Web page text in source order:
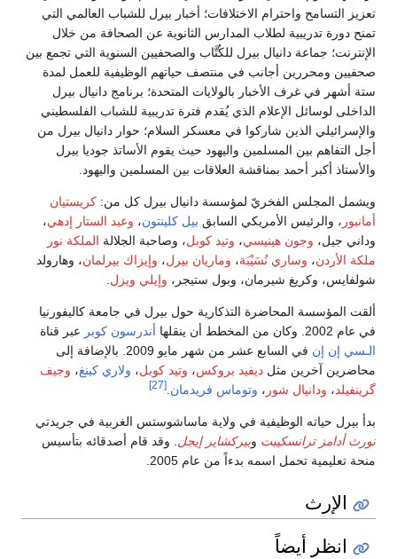
تعزيز التسامح واحترام الاختلافات؛ أخبار بيرل للشباب العالمي التي
تمنح دورة تدريبية لطلاب المدارس الثانوية عن الصحافة من خلال
الإنترنت؛ جماعة دانيال بيرل للكُتَّاب والصحفيين السنوية التي تجمع بين
صحفيين ومحررين أجانب في منتصف حياتهم الوظيفية للعمل لمدة
ستة أشهر في غرف الأخبار بالولايات المتحدة؛ برنامج دانيال بيرل
الداخلى لوسائل الإعلام الذي يُقدم فترة تدريبية للشباب الفلسطيني
والإسرائيلي الذين شاركوا في معسكر السلام؛ حوار دانيال بيرل من
أجل التفاهم بين المسلمين واليهود حيث يقوم الأساتذ جوديا بيرل
والأستاذ أكبر أحمد بمناقشة العلاقات بين المسلمين واليهود.
ويشمل المجلس الفخريّ لمؤسسة دانيال بيرل كل من: كريستيان
أمانبور ، والرئيس الأمريكي السابق بيل كلينتون، وعبد الستار إدهي،
وداني جيل، وجون هينيسي، وتيد كوبل، وصاحبة الجلالة الملكة نور
ملكة الأردن، وساري نُسَيْبَة، وماريان بيرل، وإيزاك بيرلمان، وهارولد
شولفايس، وكريغ شيرمان، وبول ستيجر، وإيلي ويزل
ألقت المؤسسة المحاضرة التذكارية حول بيرل في جامعة كاليفورنيا
في عام 2002. وكان من المخطط أن ينقلها
أندرسون كوبر عبر قناة
الـسي إن إن
في السابع عشر من شهر مايو 2009. بالإضافة إلى
محاضرين آخرين مثل ديفيد بروكس، وتيد كوبل، ولاري كينغ، وجيف
گرينفيلد، ودانيال شور ، وتوماس فريدمان [27]
بدأ بيرل حياته الوظيفية في ولاية ماساشوستس الغربية في جريدتي
نورث أدامز ترانسكيبت وبيركشاير إيجل . وقد قام أصدقائه بتأسيس
منحة تعليمية تحمل اسمه بدءاً من عام 2005.
الإرث
انظر أيضاً